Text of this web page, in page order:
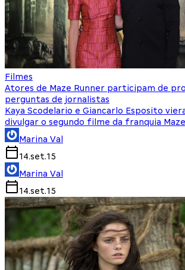
Filmes
Atores de Maze Runner participam de
perguntas de jornalistas
Kaya Scodelario e Giancarlo Esposito
divulgar o segundo filme da franquia
Marina Val
14.set.15
Marina Val
14.set.15